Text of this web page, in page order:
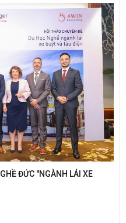
ĐỨC "NGÀNH LÁI XE